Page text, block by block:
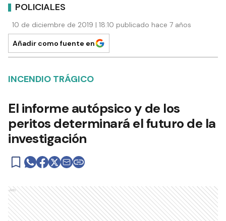
POLICIALES
10 de diciembre de 2019 | 18:10 publicado hace 7 años
Añadir como fuente en
INCENDIO TRÁGICO
El informe autópsico y de los
peritos determinará el futuro de la
investigación
Ads